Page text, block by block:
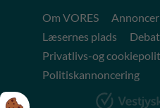
Om VORES
Læsernes plads
Debat
Privatlivs-og
Politiskannoncering